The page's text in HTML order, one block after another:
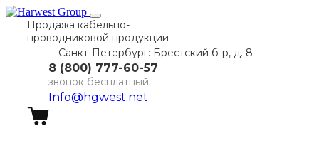
Продажа кабельно-
проводниковой продукции
Санкт-Петербург: Брестский б-р, д. 8
8 (800) 777-60-57
звонок бесплатный
Info@hgwest.net